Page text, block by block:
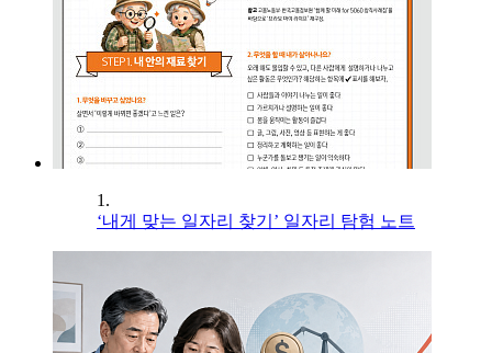
1.
‘내게 맞는 일자리 찾기’ 일자리 탐험 노트